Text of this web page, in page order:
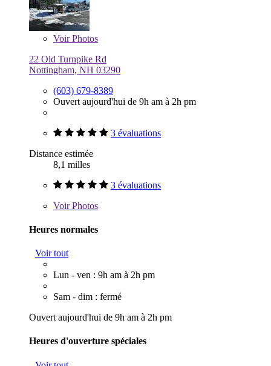
VoirPhotos
22 Old Turnpike Rd
Nottingham, NH 03290
(603) 679-8389
Ouvert aujourd'hui de 9h am à 2h pm
3 évaluations
Distance estimée
8,1 milles
3 évaluations
VoirPhotos
Heures normales
Voir tout
Lun - ven : 9h am à 2h pm
Sam - dim : fermé
Ouvert aujourd'hui de 9h am à 2h pm
Heures d'ouverture spéciales